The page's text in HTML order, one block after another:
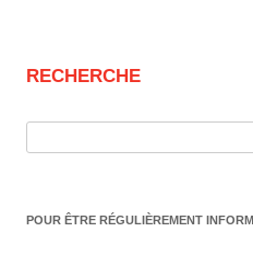
RECHERCHE
POUR ÊTRE RÉGULIÈREMENT